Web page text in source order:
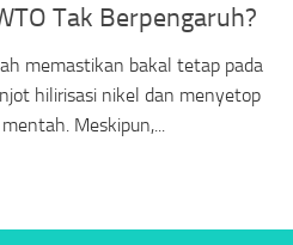
Tak Berpengaruh?
memastikan bakal tetap pada
hilirisasi nikel dan menyetop
Meskipun,...